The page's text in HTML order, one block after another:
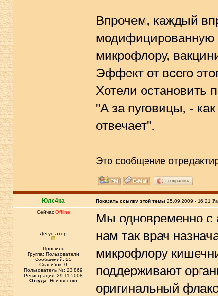
Впрочем, каждый
модифицированную
микрофлору,
Эффект от всего
Хотели остановить
"А за пуговицы, -
отвечает".
Это сообщение
сохранить
Юле4ка Показать ссылку этой темы 25.09.2009 - 16:21
Сейчас Offline
Дегустатор
Профиль
Группа: Пользователи
Сообщений: 25
Спасибок: 0
Пользователь №: 23 869
Регистрация: 29.11.2008
Откуда: Неизвестно
Мы одновременно с
нам так врач
микрофлору
поддерживают
оригинальный